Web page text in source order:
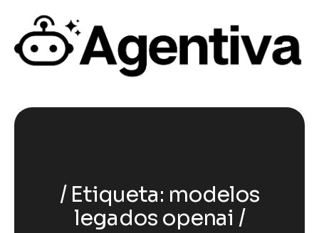
Etiqueta: modelos
legados openai